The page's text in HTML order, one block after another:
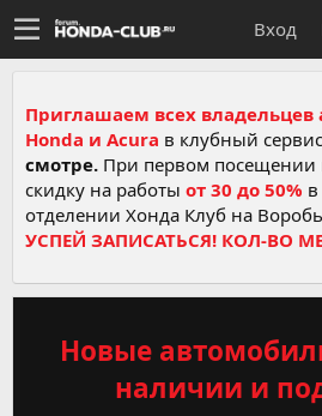
Вход
Приглашаем всех владельцев
Honda и Acura в клубный сервис
смотре. При первом
скидку на работы от 30 до 50%
отделении Хонда Клуб на
УСПЕЙ ЗАПИСАТЬСЯ! КОЛ-ВО
Новые
наличии и